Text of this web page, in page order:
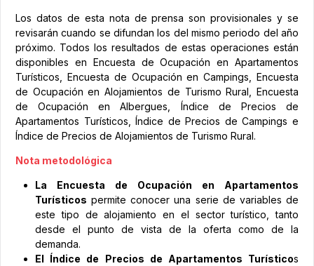
Los datos de esta nota de prensa son provisionales y se
revisarán cuando se difundan los del mismo periodo del año
próximo. Todos los resultados de estas operaciones están
disponibles en Encuesta de Ocupación en Apartamentos
Turísticos, Encuesta de Ocupación en Campings, Encuesta
de Ocupación en Alojamientos de Turismo Rural, Encuesta
de Ocupación en Albergues, Índice de Precios de
Apartamentos Turísticos, Índice de Precios de Campings e
Índice de Precios de Alojamientos de Turismo Rural.
Nota metodológica
La Encuesta de Ocupación en Apartamentos
Turísticos permite conocer una serie de variables de
este tipo de alojamiento en el sector turístico, tanto
desde el punto de vista de la oferta como de la
demanda.
El Índice de Precios de Apartamentos Turísticos